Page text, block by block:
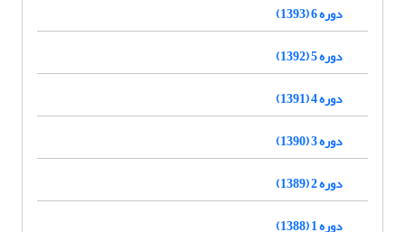
دوره 6 (1393)
دوره 5 (1392)
دوره 4 (1391)
دوره 3 (1390)
دوره 2 (1389)
دوره 1 (1388)